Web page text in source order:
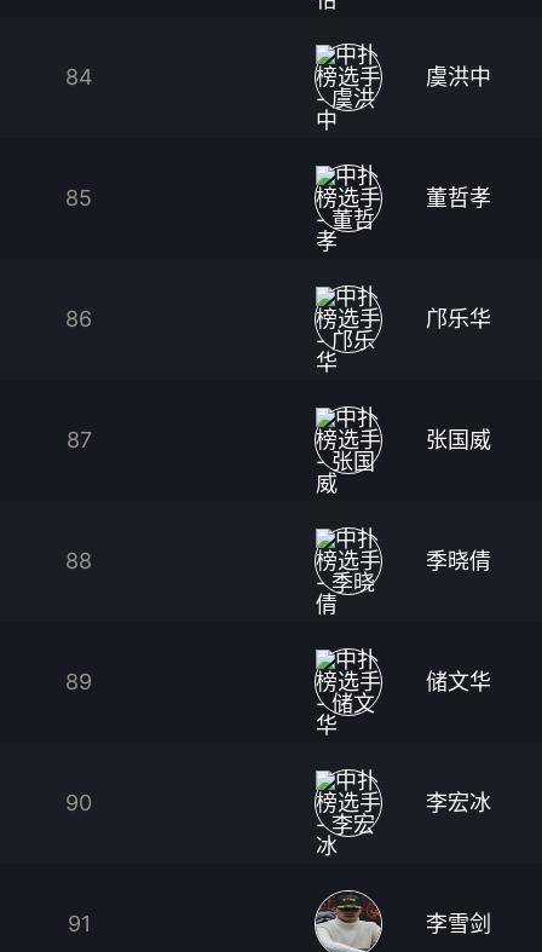
84 虞洪中
85 董哲孝
86 邝乐华
87 张国威
88 季晓倩
89 储文华
90 李宏冰
91 李雪剑